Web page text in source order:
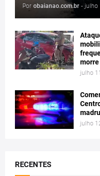
Por obaianao.com.br - julho
morre
julho
julho
RECENTES